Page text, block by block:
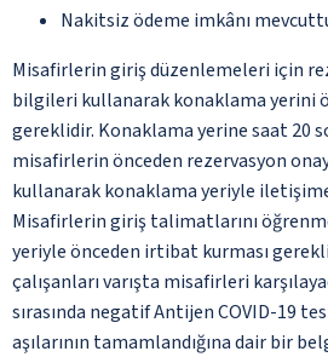
Nakitsiz ödeme imkânı
Misafirlerin giriş düzenlemeleri için
bilgileri kullanarak konaklama yerini
gereklidir. Konaklama yerine saat 20
misafirlerin önceden rezervasyon
kullanarak konaklama yeriyle
Misafirlerin giriş talimatlarını
yeriyle önceden irtibat kurması
çalışanları varışta misafirleri
sırasında negatif Antijen COVID-19
aşılarının tamamlandığına dair bir